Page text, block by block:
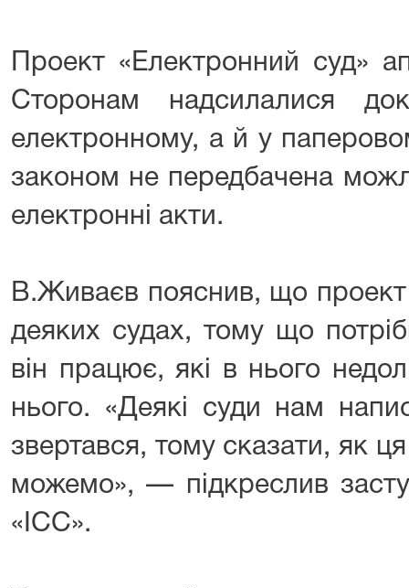
Проект «Електронний суд»
Сторонам надсилалися
електронному, а й у
законом не передбачена
електронні акти.
В.Живаєв пояснив, що проект
деяких судах, тому що
він працює, які в нього
нього. «Деякі суди нам
звертався, тому сказати, як
можемо», — підкреслив
«ІСС».